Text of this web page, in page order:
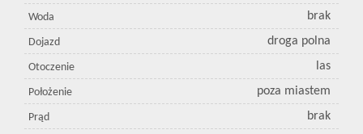
Woda brak
Dojazd droga polna
Otoczenie las
Położenie poza miastem
Prąd brak